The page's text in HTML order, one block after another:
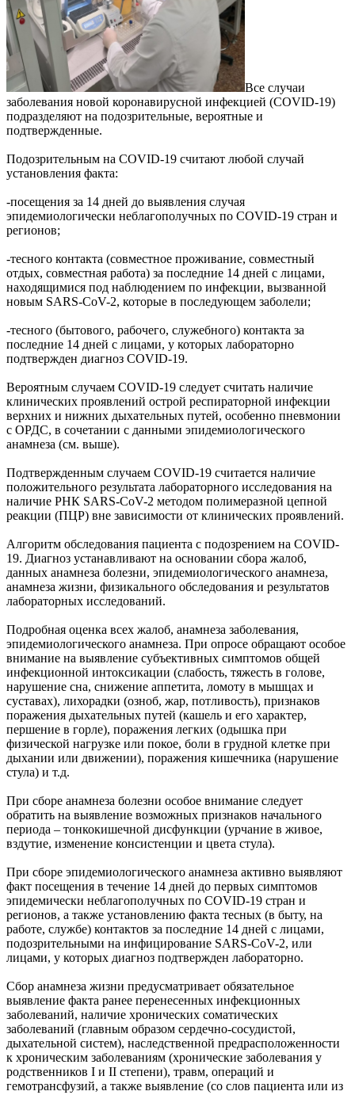
Все случаи
заболевания новой коронавирусной инфекцией (COVID-19)
подразделяют на подозрительные, вероятные и
подтвержденные.
Подозрительным на COVID-19 считают любой случай
установления факта:
-посещения за 14 дней до выявления случая
эпидемиологически неблагополучных по COVID-19 стран и
регионов;
-тесного контакта (совместное проживание, совместный
отдых, совместная работа) за последние 14 дней с лицами,
находящимися под наблюдением по инфекции, вызванной
новым SARS-CoV-2, которые в последующем заболели;
-тесного (бытового, рабочего, служебного) контакта за
последние 14 дней с лицами, у которых лабораторно
подтвержден диагноз COVID-19.
Вероятным случаем COVID-19 следует считать наличие
клинических проявлений острой респираторной инфекции
верхних и нижних дыхательных путей, особенно пневмонии
с ОРДС, в сочетании с данными эпидемиологического
анамнеза (см. выше).
Подтвержденным случаем COVID-19 считается наличие
положительного результата лабораторного исследования на
наличие РНК SARS-CoV-2 методом полимеразной цепной
реакции (ПЦР) вне зависимости от клинических проявлений.
Алгоритм обследования пациента с подозрением на COVID-
19. Диагноз устанавливают на основании сбора жалоб,
данных анамнеза болезни, эпидемиологического анамнеза,
анамнеза жизни, физикального обследования и результатов
лабораторных исследований.
Подробная оценка всех жалоб, анамнеза заболевания,
эпидемиологического анамнеза. При опросе обращают особое
внимание на выявление субъективных симптомов общей
инфекционной интоксикации (слабость, тяжесть в голове,
нарушение сна, снижение аппетита, ломоту в мышцах и
суставах), лихорадки (озноб, жар, потливость), признаков
поражения дыхательных путей (кашель и его характер,
першение в горле), поражения легких (одышка при
физической нагрузке или покое, боли в грудной клетке при
дыхании или движении), поражения кишечника (нарушение
стула) и т.д.
При сборе анамнеза болезни особое внимание следует
обратить на выявление возможных признаков начального
периода – тонкокишечной дисфункции (урчание в живое,
вздутие, изменение консистенции и цвета стула).
При сборе эпидемиологического анамнеза активно выявляют
факт посещения в течение 14 дней до первых симптомов
эпидемически неблагополучных по COVID-19 стран и
регионов, а также установлению факта тесных (в быту, на
работе, службе) контактов за последние 14 дней с лицами,
подозрительными на инфицирование SARS-CoV-2, или
лицами, у которых диагноз подтвержден лабораторно.
Сбор анамнеза жизни предусматривает обязательное
выявление факта ранее перенесенных инфекционных
заболеваний, наличие хронических соматических
заболеваний (главным образом сердечно-сосудистой,
дыхательной систем), наследственной предрасположенности
к хроническим заболеваниям (хронические заболевания у
родственников I и II степени), травм, операций и
гемотрансфузий, а также выявление (со слов пациента или из